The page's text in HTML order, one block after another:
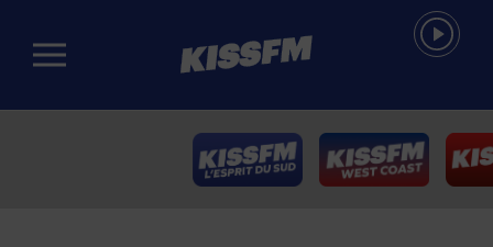
Passer au contenu principal